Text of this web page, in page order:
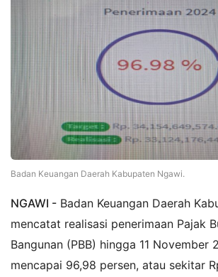
Badan Keuangan Daerah Kabupaten Ngawi.
NGAWI - Badan Keuangan Daerah
mencatat realisasi penerimaan Pajak
Bangunan (PBB) hingga 11 November
mencapai 96,98 persen, atau sekitar